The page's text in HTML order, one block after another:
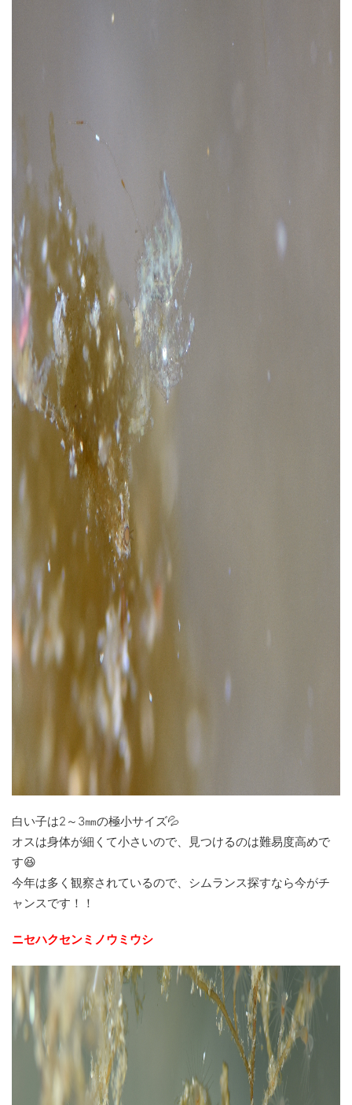
白い子は2～3㎜の極小サイズ💦
オスは身体が細くて小さいので、見つけるのは難易度高めで
す😆
今年は多く観察されているので、シムランス探すなら今がチ
ャンスです！！
ニセハクセンミノウミウシ